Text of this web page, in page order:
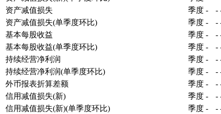
资产减值损失
季度 - -
资产减值损失(单季度环比)
季度 - -
基本每股收益
季度 - -
基本每股收益(单季度环比)
季度 - -
持续经营净利润
季度 - -
持续经营净利润(单季度环比)
季度 - -
外币报表折算差额
季度 - -
信用减值损失(新)
季度 - -
信用减值损失(新)(单季度环比)
季度 - -